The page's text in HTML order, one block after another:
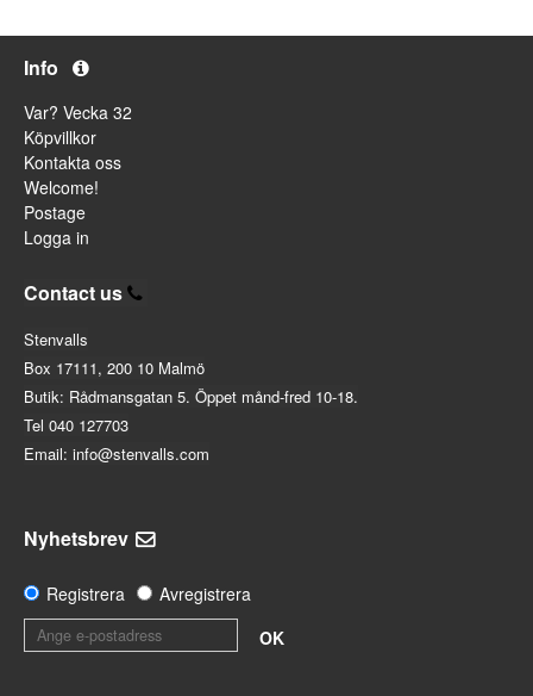
Info
Var? Vecka 32
Köpvillkor
Kontakta oss
Welcome!
Postage
Logga in
Contact us
Stenvalls
Box 17111, 200 10 Malmö
Butik: Rådmansgatan 5. Öppet månd-fred 10-18.
Tel 040 127703
Email: info@stenvalls.com
Nyhetsbrev
Registrera
Avregistrera
OK